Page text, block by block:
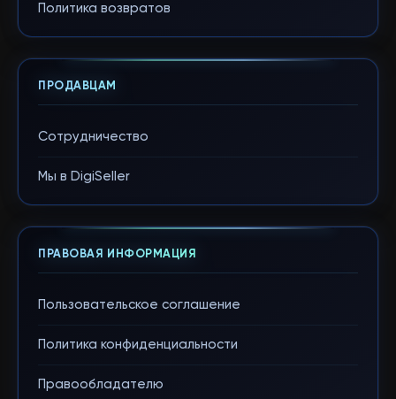
Политика возвратов
ПРОДАВЦАМ
Сотрудничество
Мы в DigiSeller
ПРАВОВАЯ ИНФОРМАЦИЯ
Пользовательское соглашение
Политика конфиденциальности
Правообладателю